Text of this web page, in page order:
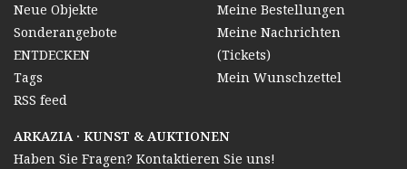
Neue Objekte
Sonderangebote
ENTDECKEN
Tags
RSS feed
Meine Bestellungen
Meine Nachrichten
(Tickets)
Mein Wunschzettel
ARKAZIA · KUNST & AUKTIONEN
Haben Sie Fragen? Kontaktieren Sie uns!